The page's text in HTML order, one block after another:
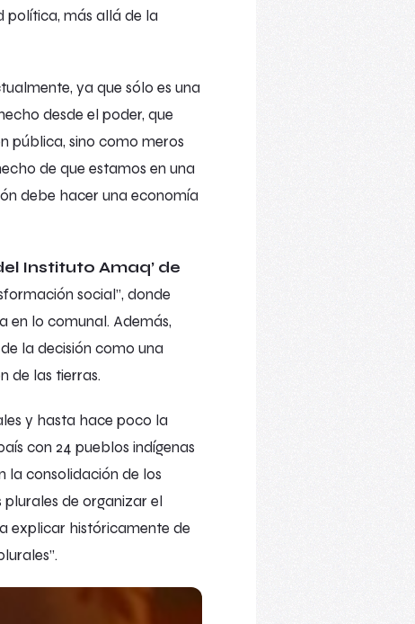
política, más allá de la
ya que sólo es una
desde el poder, que
pública, sino como meros
de que estamos en una
debe hacer una economía
Instituto Amaq’ de
social”, donde
en lo comunal. Además,
la decisión como una
de las tierras.
y hasta hace poco la
con 24 pueblos indígenas
la consolidación de los
de organizar el
explicar históricamente de